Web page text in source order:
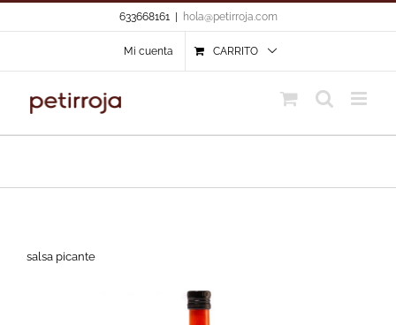
633668161 hola@petirroja.com
Mi cuenta CARRITO
salsa picante